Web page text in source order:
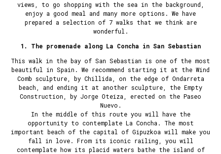
views, to go shopping with the sea in the background,
enjoy a good meal and many more options. We have
prepared a selection of 7 walks that we think are
wonderful.
1. The promenade along La Concha in San Sebastian
This walk in the bay of San Sebastian is one of the most
beautiful in Spain. We recommend starting it at the Wind
Comb sculpture, by Chillida, on the edge of Ondarreta
beach, and ending it at another sculpture, the Empty
Construction, by Jorge Oteiza, erected on the Paseo
Nuevo.
In the middle of this route you will have the
opportunity to contemplate La Concha . The most
important beach of the capital of Gipuzkoa will make you
fall in love. From its iconic railing, you will
contemplate how its placid waters bathe the island of